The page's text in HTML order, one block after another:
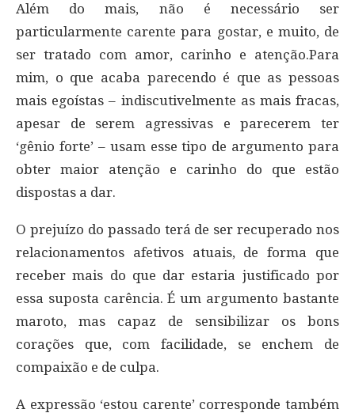
Além do mais, não é necessário ser
particularmente carente para gostar, e muito, de
ser tratado com amor, carinho e atenção.Para
mim, o que acaba parecendo é que as pessoas
mais egoístas – indiscutivelmente as mais fracas,
apesar de serem agressivas e parecerem ter
‘gênio forte’ – usam esse tipo de argumento para
obter maior atenção e carinho do que estão
dispostas a dar.
O prejuízo do passado terá de ser recuperado nos
relacionamentos afetivos atuais, de forma que
receber mais do que dar estaria justificado por
essa suposta carência. É um argumento bastante
maroto, mas capaz de sensibilizar os bons
corações que, com facilidade, se enchem de
compaixão e de culpa.
A expressão ‘estou carente’ corresponde também